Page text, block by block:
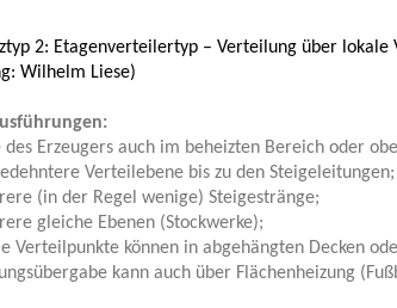
2: Etagenverteilertyp – Verteilung über lokale
Wilhelm Liese)
des Erzeugers auch im beheizten Bereich oder
Verteilebene bis zu den Steigeleitungen;
(in der Regel wenige) Steigestränge;
gleiche Ebenen (Stockwerke);
Verteilpunkte können in abgehängten Decken
kann auch über Flächenheizung